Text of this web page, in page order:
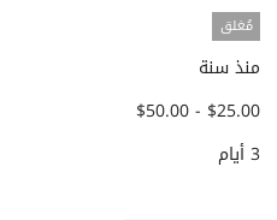
مُغلق
منذ سنة
$25.00 - $50.00
3 أيام